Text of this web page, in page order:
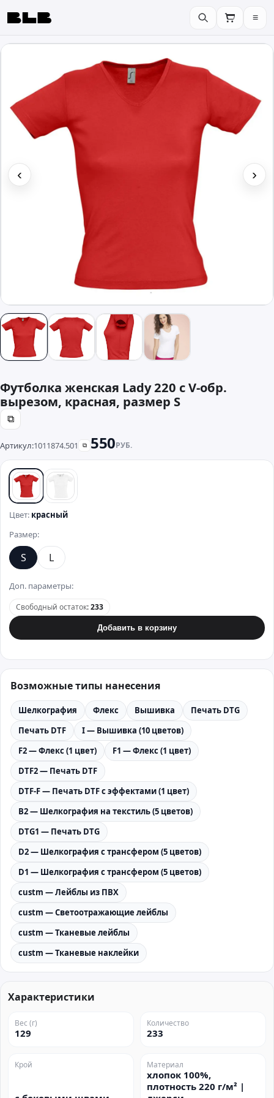
BLB ≡
‹ ›
Футболка женская Lady 220 с V-обр.
вырезом, красная, размер S
⧉
Артикул:1011874.501 ⧉ 550РУБ.
красный белый
Цвет: красный
Размер:
S L
Доп. параметры:
Свободный остаток:233
Добавить в корзину
Возможные типы нанесения
Шелкография Флекс Вышивка
Печать DTG
Печать DTF
I — Вышивка (10 цветов)
F2 — Флекс (1 цвет)
F1 — Флекс (1 цвет)
DTF2 — Печать DTF
DTF-F — Печать DTF с эффектами (1 цвет)
B2 — Шелкография на текстиль (5 цветов)
DTG1 — Печать DTG
D2 — Шелкография с трансфером (5 цветов)
D1 — Шелкография с трансфером (5 цветов)
custm — Лейблы из ПВХ
custm — Светоотражающие лейблы
custm — Тканевые лейблы
custm — Тканевые наклейки
Характеристики
Вес (г)
129
Количество
233
Крой Материал
хлопок 100%,
плотность 220 г/м² |